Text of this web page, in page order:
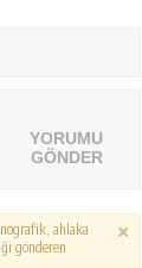
YORUMU
GÖNDER
ahlaka
gönderen